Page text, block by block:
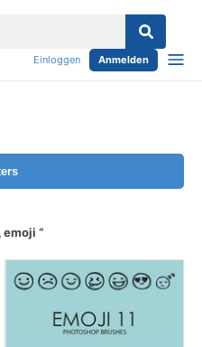
Einloggen Anmelden
emoji